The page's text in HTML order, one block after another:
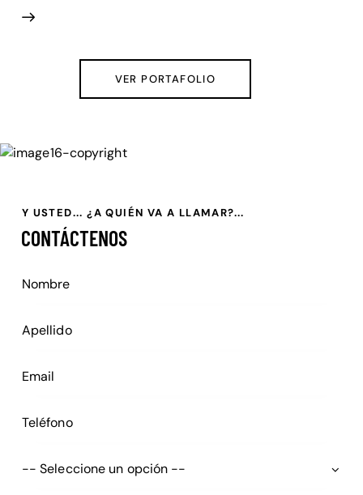
VER PORTAFOLIO
Y USTED... ¿A QUIÉN VA A LLAMAR?...
CONTÁCTENOS